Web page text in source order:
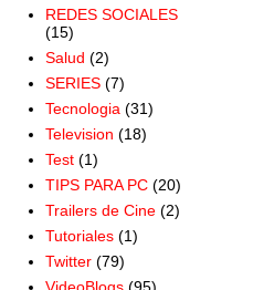
REDES SOCIALES
(15)
Salud (2)
SERIES (7)
Tecnologia (31)
Television (18)
Test (1)
TIPS PARA PC (20)
Trailers de Cine (2)
Tutoriales (1)
Twitter (79)